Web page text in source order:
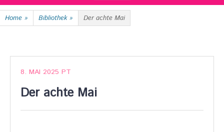
Skip
to
Home » Bibliothek » Der achte Mai
8. MAI 2025 PT
Der achte Mai